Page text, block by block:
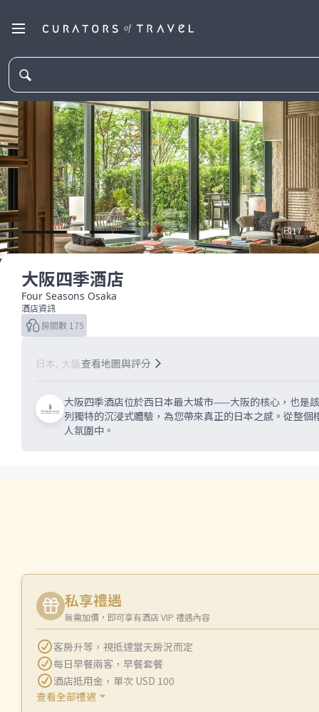
17
大阪四季酒店
Four Seasons Osaka
酒店資訊
房間數 175
日本, 大阪查看地圖與評分
大阪四季酒店位於西日本最大城市——大阪的核心，也是
列獨特的沉浸式體驗，為您帶來真正的日本之感。從整
人氛圍中。
私享禮遇
無需加價，即可享有酒店 VIP 禮遇內容
客房升等 ， 視抵達當天房況而定
每日早餐兩客 ， 早餐套餐
酒店抵用金 ， 單次 USD 100
查看全部禮遇